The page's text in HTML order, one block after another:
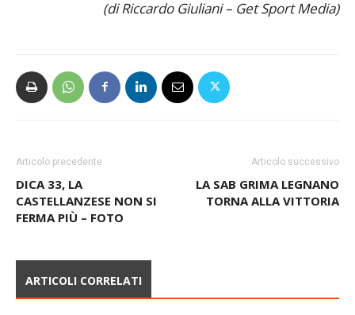
Articolo precedente
DICA 33, LA
FERMA PIÙ – FOTO
Articolo successivo